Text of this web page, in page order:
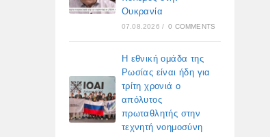
Ουκρανία
07.08.2026 / 0 COMMENTS
Η εθνική ομάδα της
Ρωσίας είναι ήδη για
τρίτη χρονιά ο
απόλυτος
πρωταθλητής στην
τεχνητή νοημοσύνη